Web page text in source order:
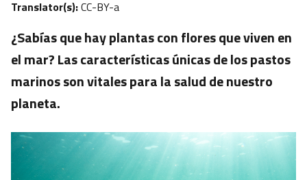
Translator(s):CC-BY-a
¿Sabías que hay plantas con flores que viven en
el mar? Las características únicas de los pastos
marinos son vitales para la salud de nuestro
planeta.